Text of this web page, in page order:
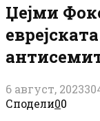
Џејми
6 август, 2023
Сподели00